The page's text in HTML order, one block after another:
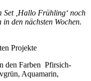
Set ‚Hallo Frühling‘ noch
den nächsten Wochen.
Projekte
den Farben Pfirsich-
Aquamarin,